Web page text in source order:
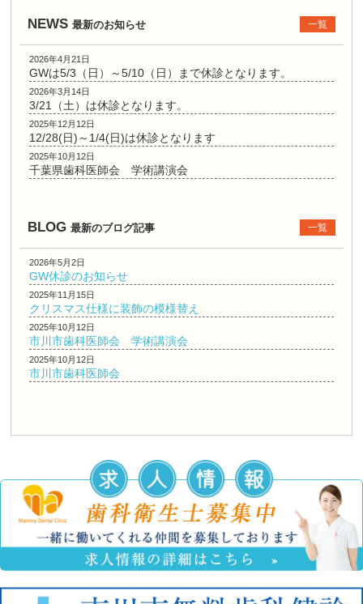
NEWS 最新のお知らせ 一覧
2026年4月21日
GWは5/3（日）～5/10（日）まで休診となります。
2026年3月14日
3/21（土）は休診となります。
2025年12月12日
12/28(日)～1/4(日)は休診となります
2025年10月12日
千葉県歯科医師会 学術講演会
BLOG 最新のブログ記事 一覧
2026年5月2日
GW休診のお知らせ
2025年11月15日
クリスマス仕様に装飾の模様替え
2025年10月12日
市川市歯科医師会 学術講演会
2025年10月12日
市川市歯科医師会